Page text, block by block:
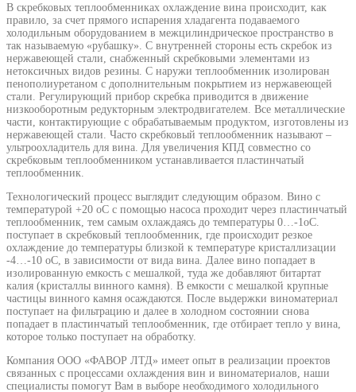
В скребковых теплообменниках охлаждение вина происходит, как
правило, за счет прямого испарения хладагента подаваемого
холодильным оборудованием в межцилиндрическое пространство в
так называемую «рубашку». С внутренней стороны есть скребок из
нержавеющей стали, снабженный скребковыми элементами из
нетоксичных видов резины. С наружи теплообменник изолирован
пенополиуретаном с дополнительным покрытием из нержавеющей
стали. Регулирующий прибор скребка приводится в движение
низкооборотным редукторным электродвигателем. Все металлические
части, контактирующие с обрабатываемым продуктом, изготовлены из
нержавеющей стали. Часто скребковый теплообменник называют –
ультроохладитель для вина. Для увеличения КПД совместно со
скребковым теплообменником устанавливается пластинчатый
теплообменник.
Технологический процесс выглядит следующим образом. Вино с
температурой +20 оС с помощью насоса проходит через пластинчатый
теплообменник, тем самым охлаждаясь до температуры 0…-1оС.
поступает в скребковый теплообменник, где происходит резкое
охлаждение до температуры близкой к температуре кристаллизации
-4…-10 оС, в зависимости от вида вина. Далее вино попадает в
изолированную емкость с мешалкой, туда же добавляют битартат
калия (кристаллы винного камня). В емкости с мешалкой крупные
частицы винного камня осаждаются. После выдержки виноматериал
поступает на фильтрацию и далее в холодном состоянии снова
попадает в пластинчатый теплообменник, где отбирает тепло у вина,
которое только поступает на обработку.
Компания ООО «ФАВОР ЛТД» имеет опыт в реализации проектов
связанных с процессами охлаждения вин и виноматериалов, наши
специалисты помогут Вам в выборе необходимого холодильного